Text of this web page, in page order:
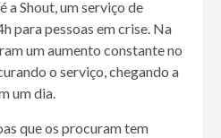
a Shout, um serviço de
para pessoas em crise. Na
um aumento constante no
o serviço, chegando a
um dia.
que os procuram tem